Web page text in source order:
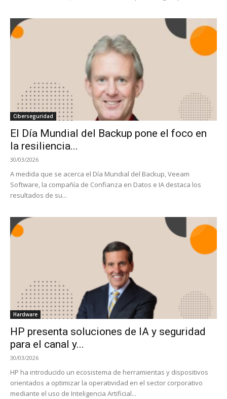
Ciberseguridad
El Día Mundial del Backup pone el foco en
la resiliencia...
30/03/2026
A medida que se acerca el Día Mundial del Backup, Veeam
Software, la compañía de Confianza en Datos e IA destaca los
resultados de su...
Hardware
HP presenta soluciones de IA y seguridad
para el canal y...
30/03/2026
HP ha introducido un ecosistema de herramientas y dispositivos
orientados a optimizar la operatividad en el sector corporativo
mediante el uso de Inteligencia Artificial...